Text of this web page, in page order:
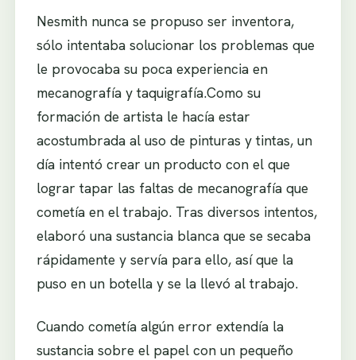
Nesmith nunca se propuso ser inventora,
sólo intentaba solucionar los problemas que
le provocaba su poca experiencia en
mecanografía y taquigrafía.Como su
formación de artista le hacía estar
acostumbrada al uso de pinturas y tintas, un
día intentó crear un producto con el que
lograr tapar las faltas de mecanografía que
cometía en el trabajo. Tras diversos intentos,
elaboró una sustancia blanca que se secaba
rápidamente y servía para ello, así que la
puso en un botella y se la llevó al trabajo.
Cuando cometía algún error extendía la
sustancia sobre el papel con un pequeño